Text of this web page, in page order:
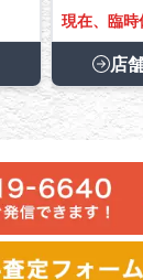
現在、臨時
店